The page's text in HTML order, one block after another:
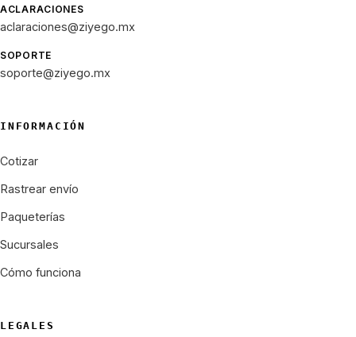
ACLARACIONES
aclaraciones@ziyego.mx
SOPORTE
soporte@ziyego.mx
INFORMACIÓN
Cotizar
Rastrear envío
Paqueterías
Sucursales
Cómo funciona
LEGALES